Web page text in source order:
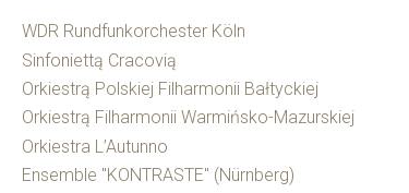
WDR Rundfunkorchester Köln
Sinfoniettą Cracovią
Orkiestrą Polskiej Filharmonii Bałtyckiej
Orkiestrą Filharmonii Warmińsko-Mazurskiej
Orkiestra L’Autunno
Ensemble "KONTRASTE" (Nürnberg)